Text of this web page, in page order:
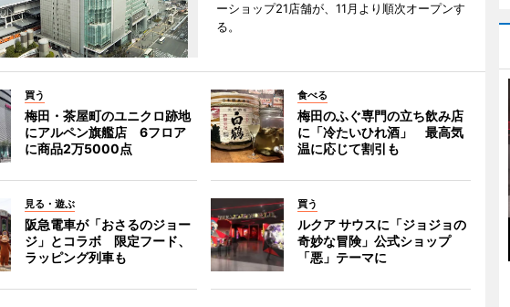
ーショップ21店舗が、11月より順次オープンす
る。
買う
梅田・茶屋町のユニクロ跡地
にアルペン旗艦店 6フロア
に商品2万5000点
食べる
梅田のふぐ専門の立ち飲み店
に「冷たいひれ酒」 最高気
温に応じて割引も
見る・遊ぶ
阪急電車が「おさるのジョー
ジ」とコラボ 限定フード、
ラッピング列車も
買う
ルクア サウスに「ジョジョの
奇妙な冒険」公式ショップ
「悪」テーマに